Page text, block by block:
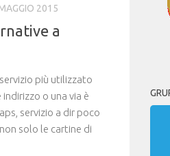
2015
a
più utilizzato
o una via è
servizio a dir poco
solo le cartine di